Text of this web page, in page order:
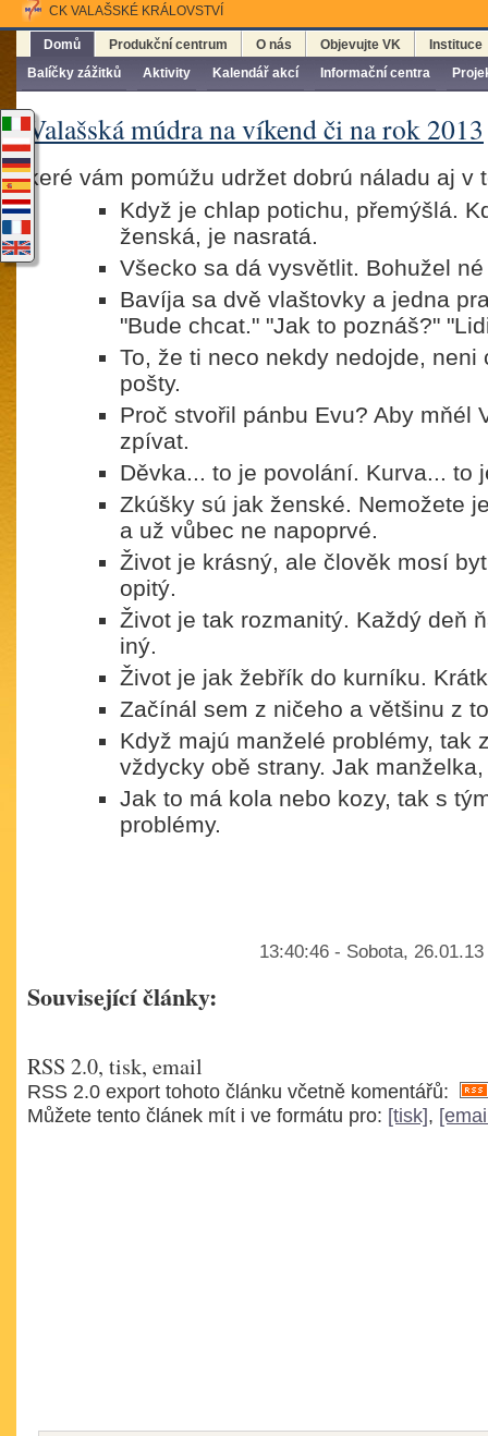
CK VALAŠSKÉ KRÁLOVSTVÍ
Domů
Balíčky zážitků
Aktivity Kalendář akcí Informační centra
Produkční centrum O nás Objevujte VK Instituce
Valašská múdra na víkend či na rok 2013
keré vám pomúžu udržet dobrú náladu aj v
Když je chlap potichu, přemýšlá.
ženská, je nasratá.
Všecko sa dá vysvětlit. Bohužel
Bavíja sa dvě vlaštovky a jedna
"Bude chcat." "Jak to poznáš?"
To, že ti neco nekdy nedojde, neni
pošty.
Proč stvořil pánbu Evu? Aby mňél
zpívat.
Děvka... to je povolání. Kurva... to
Zkúšky sú jak ženské. Nemožete
a už vůbec ne napoprvé.
Život je krásný, ale člověk mosí
opitý.
Život je tak rozmanitý. Každý deň
iný.
Život je jak žebřík do kurníku.
Začínál sem z ničeho a většinu z
Když majú manželé problémy, tak
vždycky obě strany. Jak
Jak to má kola nebo kozy, tak s
problémy.
13:40:46 - Sobota,
Související články:
RSS 2.0, tisk, email
RSS 2.0 export tohoto článku včetně komentářů:
Můžete tento článek mít i ve formátu pro: [tisk],